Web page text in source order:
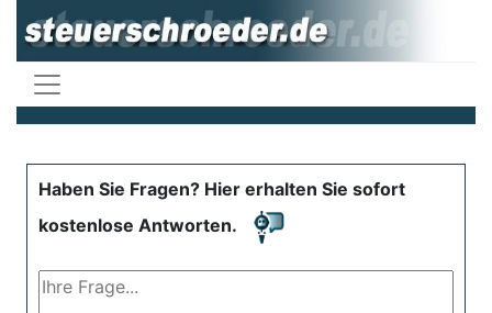
Haben Sie Fragen? Hier erhalten Sie sofort
kostenlose Antworten.